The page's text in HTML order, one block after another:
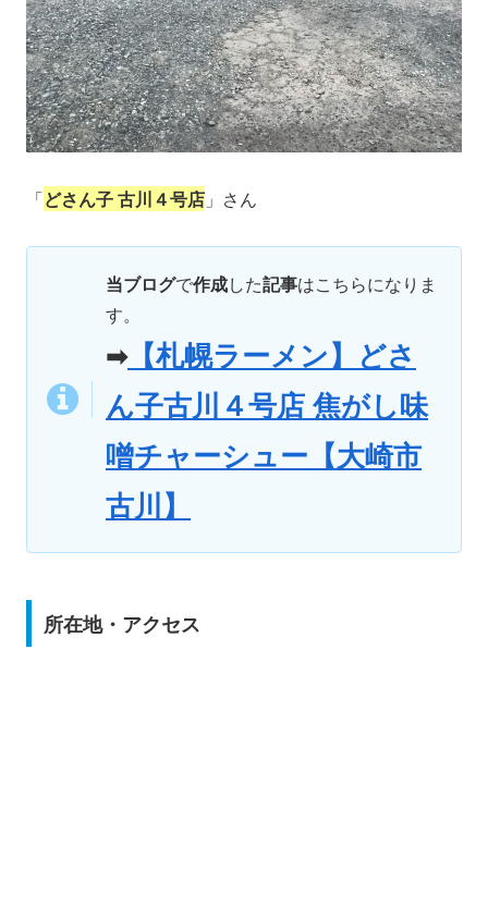
「どさん子 古川４号店 」さん
当ブログで作成した記事はこちらになりま
す。
➡【札幌ラーメン】どさ
ん子古川４号店 焦がし味
噌チャーシュー【大崎市
古川】
所在地・アクセス